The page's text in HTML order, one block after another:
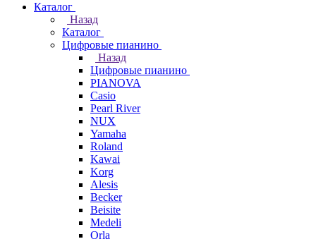
Каталог
Назад
Каталог
Цифровые пианино
Назад
Цифровые пианино
PIANOVA
Casio
Pearl River
NUX
Yamaha
Roland
Kawai
Korg
Alesis
Becker
Beisite
Medeli
Orla